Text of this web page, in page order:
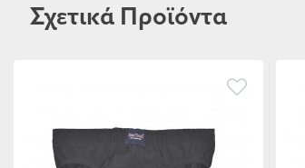
Σχετικά Προϊόντα